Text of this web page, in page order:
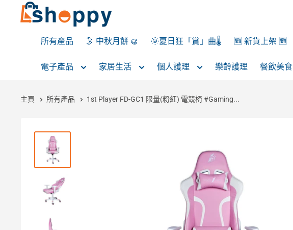
所有產品 🌛 中秋月餅 🥮 🌞夏日狂「賞」曲🌡️ 🆕 新貨上架 🆕
電子產品 家居生活 個人護理 樂齡護理 餐飲美食
主頁 所有產品 1st Player FD-GC1 限量(粉紅) 電競椅 #Gaming...